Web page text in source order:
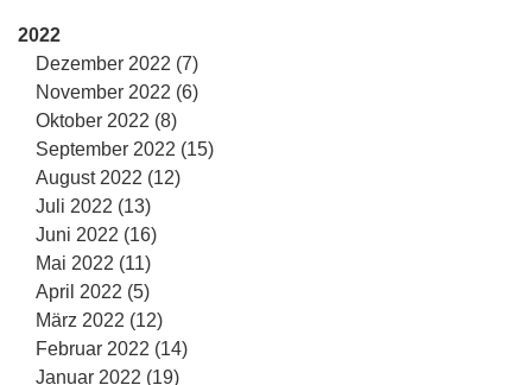
2022
Dezember 2022 (7)
November 2022 (6)
Oktober 2022 (8)
September 2022 (15)
August 2022 (12)
Juli 2022 (13)
Juni 2022 (16)
Mai 2022 (11)
April 2022 (5)
März 2022 (12)
Februar 2022 (14)
Januar 2022 (19)